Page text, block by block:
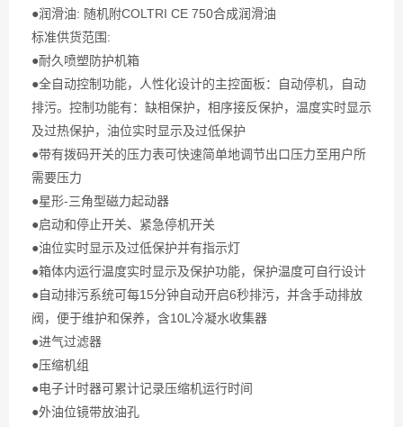
●润滑油: 随机附COLTRI CE 750合成润滑油
标准供货范围:
●耐久喷塑防护机箱
●全自动控制功能，人性化设计的主控面板：自动停机，自动
排污。控制功能有：缺相保护，相序接反保护，温度实时显示
及过热保护，油位实时显示及过低保护
●带有拨码开关的压力表可快速简单地调节出口压力至用户所
需要压力
●星形-三角型磁力起动器
●启动和停止开关、紧急停机开关
●油位实时显示及过低保护并有指示灯
●箱体内运行温度实时显示及保护功能，保护温度可自行设计
●自动排污系统可每15分钟自动开启6秒排污，并含手动排放
阀，便于维护和保养，含10L冷凝水收集器
●进气过滤器
●压缩机组
●电子计时器可累计记录压缩机运行时间
●外油位镜带放油孔